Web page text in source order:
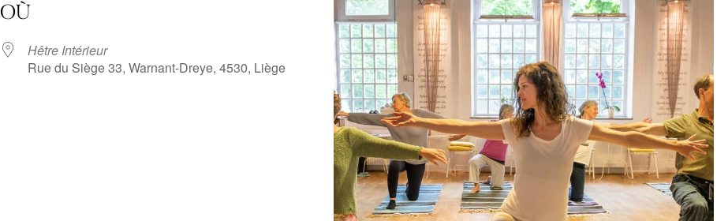
Office 365 Outlook Live
OÙ
Hêtre Intérieur
Rue du Siège 33, Warnant-Dreye, 4530, Liège